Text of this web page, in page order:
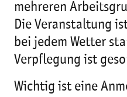
mehreren
Die Veranstaltung
bei jedem Wetter
Verpflegung ist
Wichtig ist eine